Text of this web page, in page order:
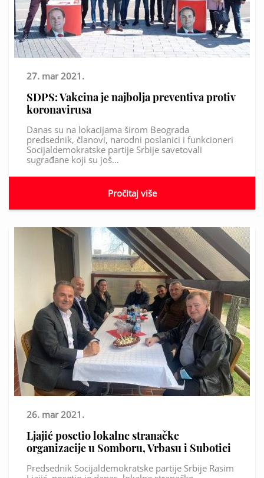
27. mar 2021.
SDPS: Vakcina je najbolja preventiva protiv
koronavirusa
Danas su na lokacijama širom Beograda
predsednik, članovi, narodni poslanici i funkcioneri
Socijaldemokratske partije Srbije savetovali
sugrađane koji su još…
Pročitaj više
26. mar 2021.
Ljajić posetio lokalne stranačke
organizacije u Somboru, Vrbasu i Subotici
Predsednik Socijaldemokratske partije Srbije Rasim